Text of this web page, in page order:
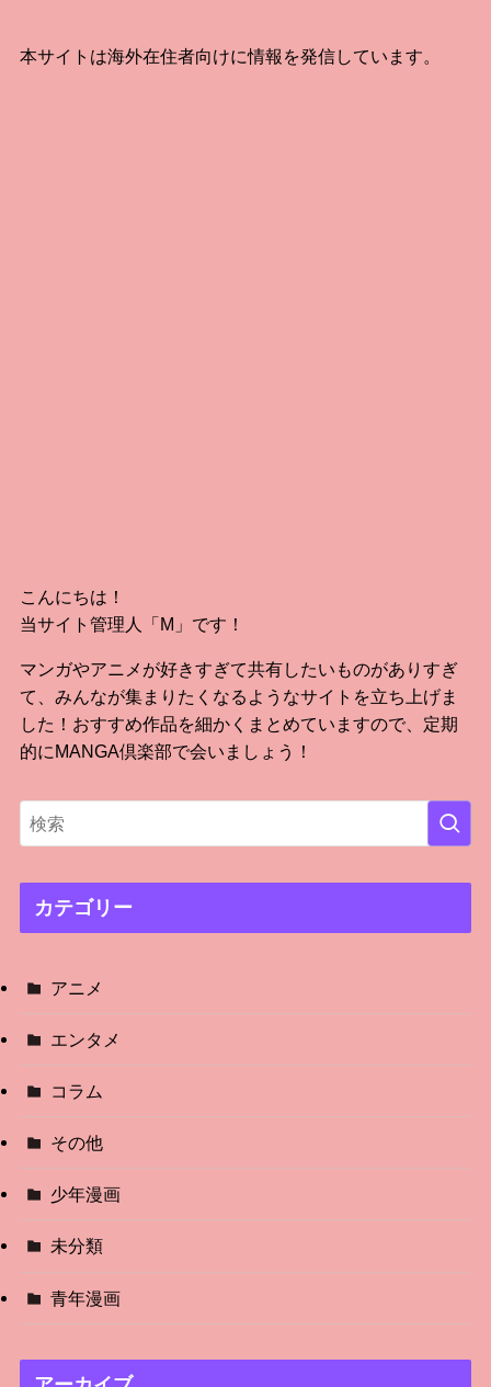
本サイトは海外在住者向けに情報を発信しています。
こんにちは！
当サイト管理人「M」です！
マンガやアニメが好きすぎて共有したいものがありすぎ
て、みんなが集まりたくなるようなサイトを立ち上げま
した！おすすめ作品を細かくまとめていますので、定期
的にMANGA倶楽部で会いましょう！
カテゴリー
アニメ
エンタメ
コラム
その他
少年漫画
未分類
青年漫画